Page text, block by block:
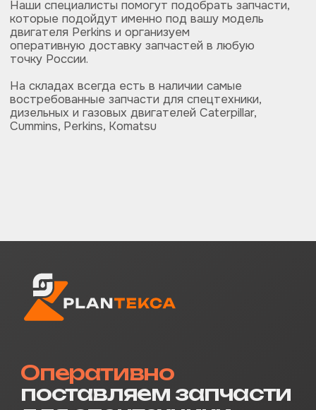
plantexa.parts@yandex.ru
+7 996 596-99-86
plantexa.info@gmail.com
Стройматериалы
Металлоконструкции
Санитарно-технические работы
НАВИГАЦИЯ